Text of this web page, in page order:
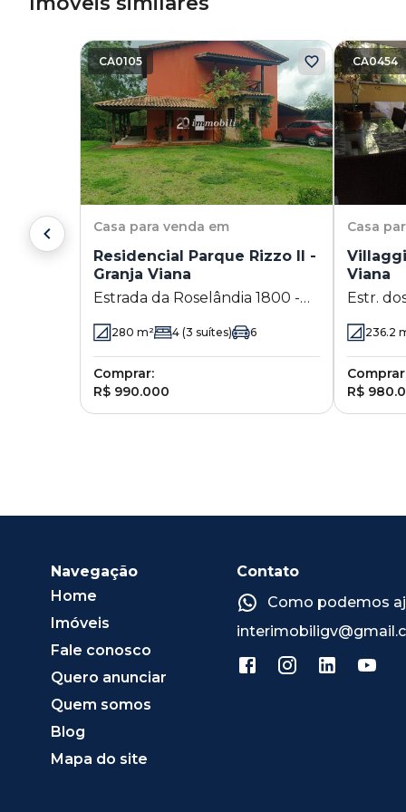
CA0105
Casa para venda em
Residencial Parque Rizzo II -
Granja Viana
Estrada da Roselândia 1800 -
280 m² 4 (3 suítes) 6
Comprar:
R$ 990.000
CA0454
Casa
Viana
Estr.
236.2
R$
Navegação
Home
Imóveis
Fale conosco
Quero anunciar
Quem somos
Blog
Mapa do site
Contato
Como podemos